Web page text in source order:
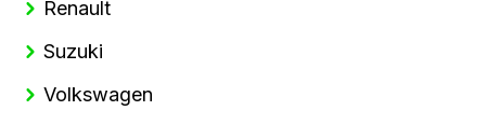
Renault
Suzuki
Volkswagen